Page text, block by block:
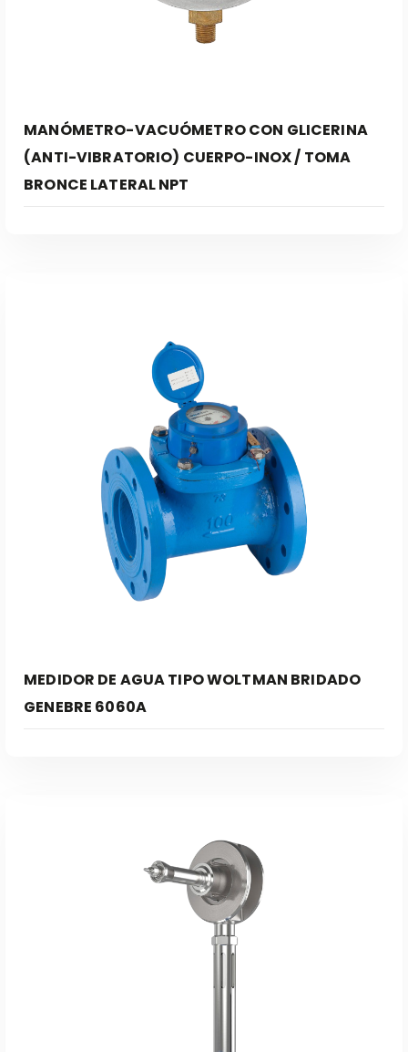
Leer Más
MANÓMETRO-VACUÓMETRO CON GLICERINA
(ANTI-VIBRATORIO) CUERPO-INOX / TOMA
BRONCE LATERAL NPT
Leer Más
MEDIDOR DE AGUA TIPO WOLTMAN BRIDADO
GENEBRE 6060A